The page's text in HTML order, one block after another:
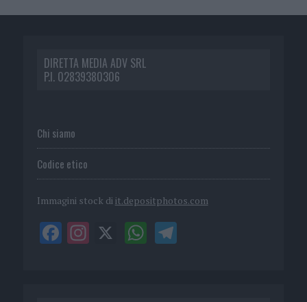
DIRETTA MEDIA ADV SRL
P.I. 02839380306
Chi siamo
Codice etico
Immagini stock di it.depositphotos.com